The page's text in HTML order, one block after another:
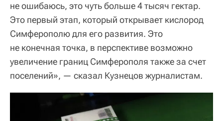
не ошибаюсь, это чуть больше 4 тысяч гектар.
Это первый этап, который открывает кислород
Симферополю для его развития. Это
не конечная точка, в перспективе возможно
увеличение границ Симферополя также за счет
поселений», — сказал Кузнецов журналистам.